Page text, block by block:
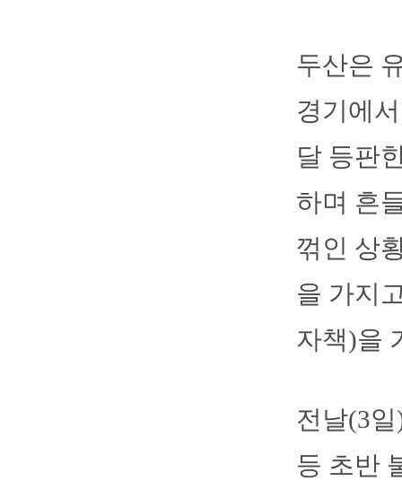
두산은
경기에
달 등판
하며 흔
꺾인 상
을 가지
자책)을
전날(3
등 초반